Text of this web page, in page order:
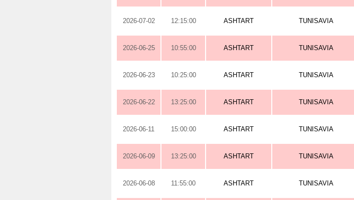
2026-07-02 12:15:00 ASHTART TUNISAVIA
2026-06-25 10:55:00 ASHTART TUNISAVIA
2026-06-23 10:25:00 ASHTART TUNISAVIA
2026-06-22 13:25:00 ASHTART TUNISAVIA
2026-06-11 15:00:00 ASHTART TUNISAVIA
2026-06-09 13:25:00 ASHTART TUNISAVIA
2026-06-08 11:55:00 ASHTART TUNISAVIA